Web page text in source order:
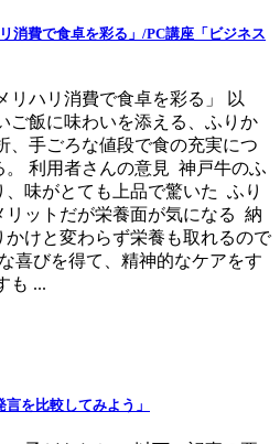
消費で食卓を彩る」/PC講座「ビジネス
リハリ消費で食卓を彩る」 以
ご飯に味わいを添える、ふりか
、手ごろな値段で食の充実につ
。 利用者さんの意見 神戸牛のふ
、味がとても上品で驚いた ふり
ットだが栄養面が気になる 納
けと変わらず栄養も取れるので
喜びを得て、精神的なケアをす
も ...
を比較してみよう」